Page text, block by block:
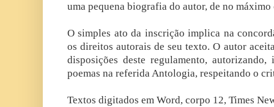
uma pequena biografia do autor, de no
O simples ato da inscrição implica na
os direitos autorais de seu texto. O autor
disposições deste regulamento,
poemas na referida Antologia, respeitando o
Textos digitados em Word, corpo 12, Times